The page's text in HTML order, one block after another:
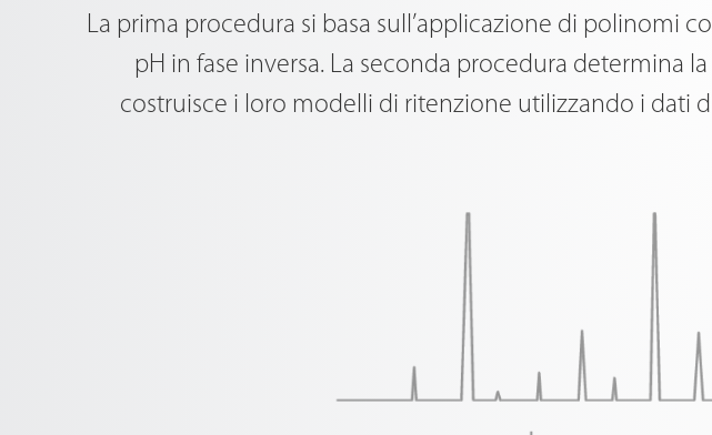
La prima procedura si basa sull’applicazione di polinomi
pH in fase inversa. La seconda procedura determina
costruisce i loro modelli di ritenzione utilizzando i dati